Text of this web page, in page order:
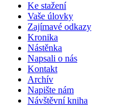
Ke stažení
Vaše úlovky
Zajímavé odkazy
Kronika
Nástěnka
Napsali o nás
Kontakt
Archív
Napište nám
Návštěvní kniha